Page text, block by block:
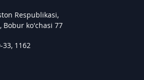
Respublikasi,
Bobur ko'chasi 77
33, 1162